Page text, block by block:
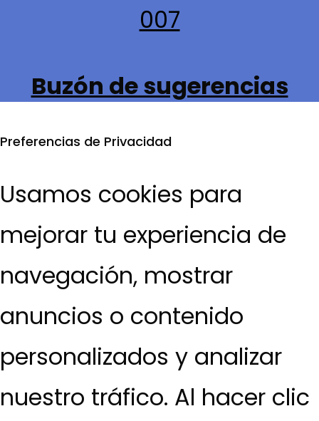
007
Buzón de sugerencias
Preferencias de Privacidad
Usamos cookies para
mejorar tu experiencia de
navegación, mostrar
anuncios o contenido
personalizados y analizar
nuestro tráfico. Al hacer clic